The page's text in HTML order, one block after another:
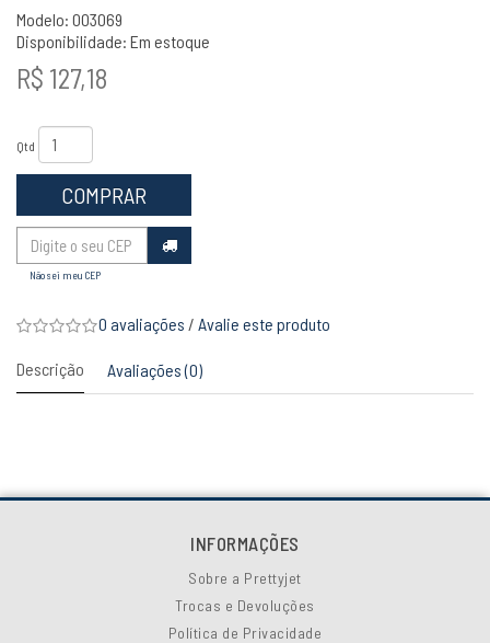
Modelo: 003069
Disponibilidade: Em estoque
R$ 127,18
Qtd
COMPRAR
Não sei meu CEP
0 avaliações / Avalie este produto
Descrição Avaliações (0)
INFORMAÇÕES
Sobre a Prettyjet
Trocas e Devoluções
Política de Privacidade